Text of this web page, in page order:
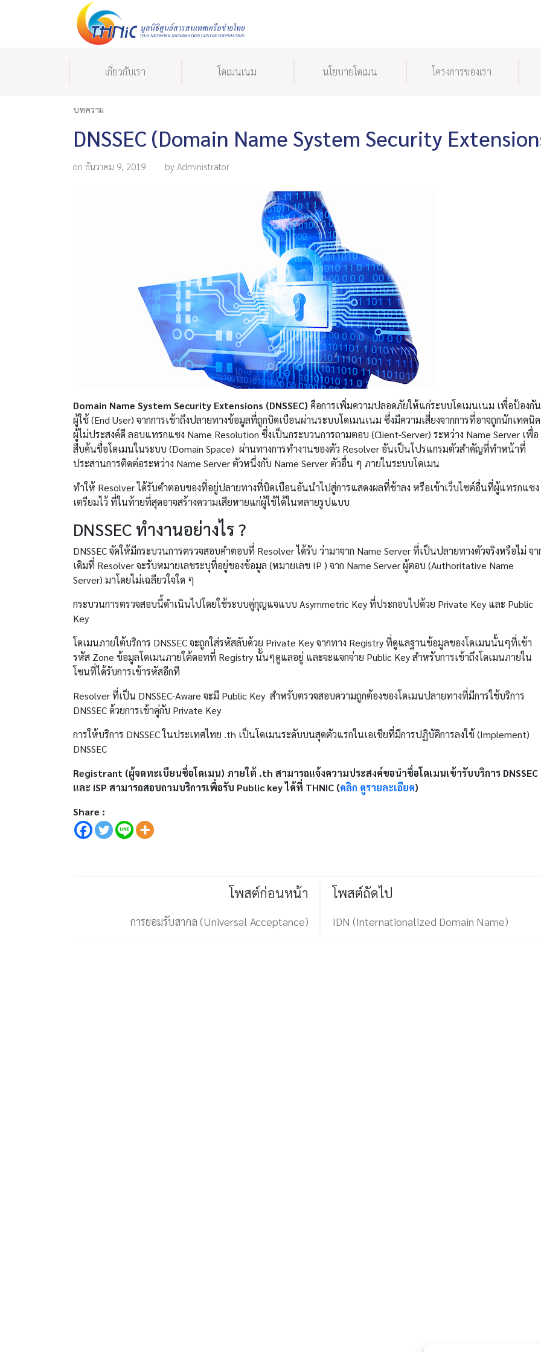
เกี่ยวกับเรา โดเมนเนม นโยบายโดเมน โครงการของเรา
บทความ
DNSSEC (Domain Name System Security
on ธันวาคม 9, 2019 by Administrator
Domain Name System Security Extensions (DNSSEC) คือการเพิ่มความปลอดภัยให้แก่ระบบโดเมนเนม เพื่อป้องกัน
ผู้ใช้ (End User) จากการเข้าถึงปลายทางข้อมูลที่ถูกบิดเบือนผ่านระบบโดเมนเนม ซึ่งมีความเสี่ยงจากการที่อาจถูกนักเทคนิค
ผู้ไม่ประสงค์ดี ลอบแทรกแซง Name Resolution ซึ่งเป็นกระบวนการถามตอบ (Client-Server) ระหว่าง Name Server เพื่อ
สืบค้นชื่อโดเมนในระบบ (Domain Space) ผ่านทางการทำงานของตัว Resolver อันเป็นโปรแกรมตัวสำคัญที่ทำหน้าที่
ประสานการติดต่อระหว่าง Name Server ตัวหนึ่งกับ Name Server ตัวอื่น ๆ ภายในระบบโดเมน
ทำให้ Resolver ได้รับคำตอบของที่อยู่ปลายทางที่บิดเบือนอันนำไปสู่การแสดงผลที่ช้าลง หรือเข้าเว็บไซต์อื่นที่ผู้แทรกแซง
เตรียมไว้ ที่ในท้ายที่สุดอาจสร้างความเสียหายแก่ผู้ใช้ได้ในหลายรูปแบบ
DNSSEC ทำงานอย่างไร ?
DNSSEC จัดให้มีกระบวนการตรวจสอบคำตอบที่ Resolver ได้รับ ว่ามาจาก Name Server ที่เป็นปลายทางตัวจริงหรือไม่ จา
เดิมที่ Resolver จะรับหมายเลขระบุที่อยู่ของข้อมูล (หมายเลข IP ) จาก Name Server ผู้ตอบ (Authoritative Name
Server) มาโดยไม่เฉลียวใจใด ๆ
กระบวนการตรวจสอบนี้ดำเนินไปโดยใช้ระบบคู่กุญแจแบบ Asymmetric Key ที่ประกอบไปด้วย Private Key และ Public
Key
โดเมนภายใต้บริการ DNSSEC จะถูกใส่รหัสลับด้วย Private Key จากทาง Registry ที่ดูแลฐานข้อมูลของโดเมนนั้นๆที่เข้า
รหัส Zone ข้อมูลโดเมนภายใต้ดอทที่ Registry นั้นๆดูแลอยู่ และจะแจกจ่าย Public Key สำหรับการเข้าถึงโดเมนภายใน
โซนที่ได้รับการเข้ารหัสอีกที
Resolver ที่เป็น DNSSEC-Aware จะมี Public Key สำหรับตรวจสอบความถูกต้องของโดเมนปลายทางที่มีการใช้บริการ
DNSSEC ด้วยการเข้าคู่กับ Private Key
การให้บริการ DNSSEC ในประเทศไทย .th เป็นโดเมนระดับบนสุดตัวแรกในเอเชียที่มีการปฏิบัติการลงใช้ (Implement)
DNSSEC
Registrant (ผู้จดทะเบียนชื่อโดเมน) ภายใต้ .th สามารถแจ้งความประสงค์ขอนำชื่อโดเมนเข้ารับบริการ DNSSEC
และ ISP สามารถสอบถามบริการเพื่อรับ Public key ได้ที่ THNIC (คลิก ดูรายละเอียด)
Share :
โพสต์ก่อนหน้า
การยอมรับสากล (Universal Acceptance)
โพสต์ถัดไป
IDN (Internationalized Domain Name)